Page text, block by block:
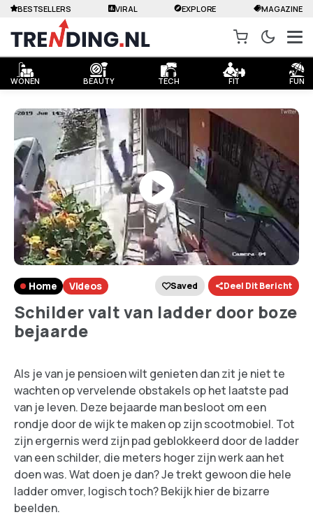
WONEN BEAUTY TECH FIT FUN
BESTSELLERS VIRAL EXPLORE MAGAZINE
Home Videos Saved Deel Dit Bericht
Schilder valt van ladder door boze
bejaarde
Als je van je pensioen wilt genieten dan zit je niet te
wachten op vervelende obstakels op het laatste pad
van je leven. Deze bejaarde man besloot om een
rondje door de wijk te maken op zijn scootmobiel. Tot
zijn ergernis werd zijn pad geblokkeerd door de ladder
van een schilder, die meters hoger zijn werk aan het
doen was. Wat doen je dan? Je trekt gewoon die hele
ladder omver, logisch toch? Bekijk hier de bizarre
beelden.